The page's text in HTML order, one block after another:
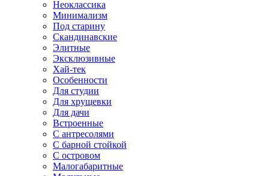
Неоклассика
Минимализм
Под старину
Скандинавские
Элитные
Эксклюзивные
Хай-тек
Особенности
Для студии
Для хрущевки
Для дачи
Встроенные
С антресолями
С барной стойкой
С островом
Малогабаритные